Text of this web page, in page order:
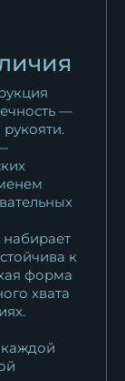
—
набирает
к
форма
хвата